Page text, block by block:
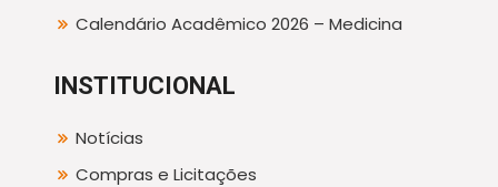
Calendário Acadêmico 2026 – Medicina
INSTITUCIONAL
Notícias
Compras e Licitações